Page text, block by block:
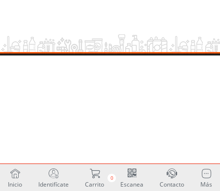
Inicio Identifícate
0
Carrito Escanea Contacto Más